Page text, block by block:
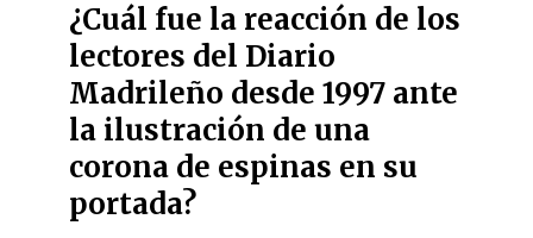
¿Cuál fue la reacción de los
lectores del Diario
Madrileño desde 1997 ante
la ilustración de una
corona de espinas en su
portada?